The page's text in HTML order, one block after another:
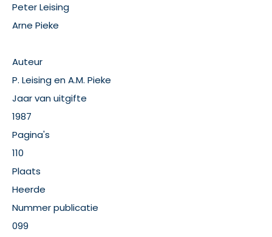
Peter Leising
Arne Pieke
Auteur
P. Leising en A.M. Pieke
Jaar van uitgifte
1987
Pagina's
110
Plaats
Heerde
Nummer publicatie
099